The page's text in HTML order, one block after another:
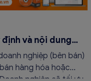
và nội dung
nghiệp (bên bán)
hàng hóa hoặc